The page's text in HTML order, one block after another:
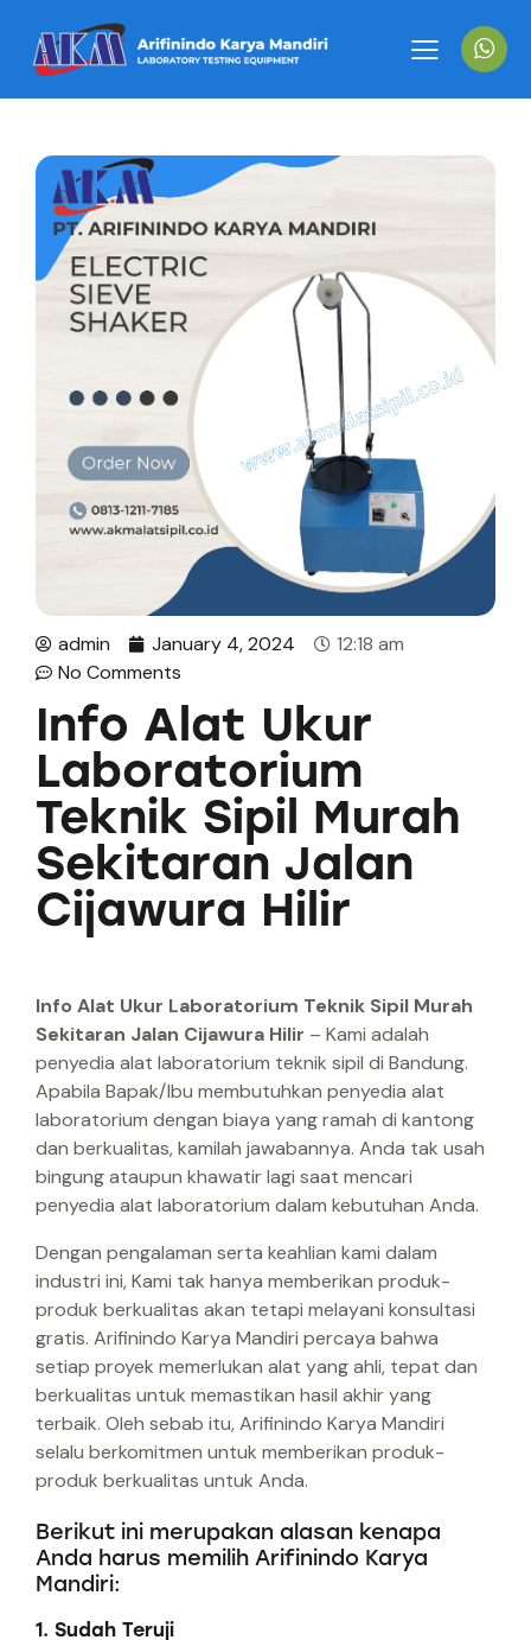
admin January 4, 2024
12:18 am
No Comments
Info Alat Ukur
Laboratorium
Teknik Sipil Murah
Sekitaran Jalan
Cijawura Hilir
Info Alat Ukur Laboratorium Teknik Sipil Murah
Sekitaran Jalan Cijawura Hilir – Kami adalah
penyedia alat laboratorium teknik sipil di Bandung.
Apabila Bapak/Ibu membutuhkan penyedia alat
laboratorium dengan biaya yang ramah di kantong
dan berkualitas, kamilah jawabannya. Anda tak usah
bingung ataupun khawatir lagi saat mencari
penyedia alat laboratorium dalam kebutuhan Anda.
Dengan pengalaman serta keahlian kami dalam
industri ini, Kami tak hanya memberikan produk-
produk berkualitas akan tetapi melayani konsultasi
gratis. Arifinindo Karya Mandiri percaya bahwa
setiap proyek memerlukan alat yang ahli, tepat dan
berkualitas untuk memastikan hasil akhir yang
terbaik. Oleh sebab itu, Arifinindo Karya Mandiri
selalu berkomitmen untuk memberikan produk-
produk berkualitas untuk Anda.
Berikut ini merupakan alasan kenapa
Anda harus memilih Arifinindo Karya
Mandiri:
1. Sudah Teruji